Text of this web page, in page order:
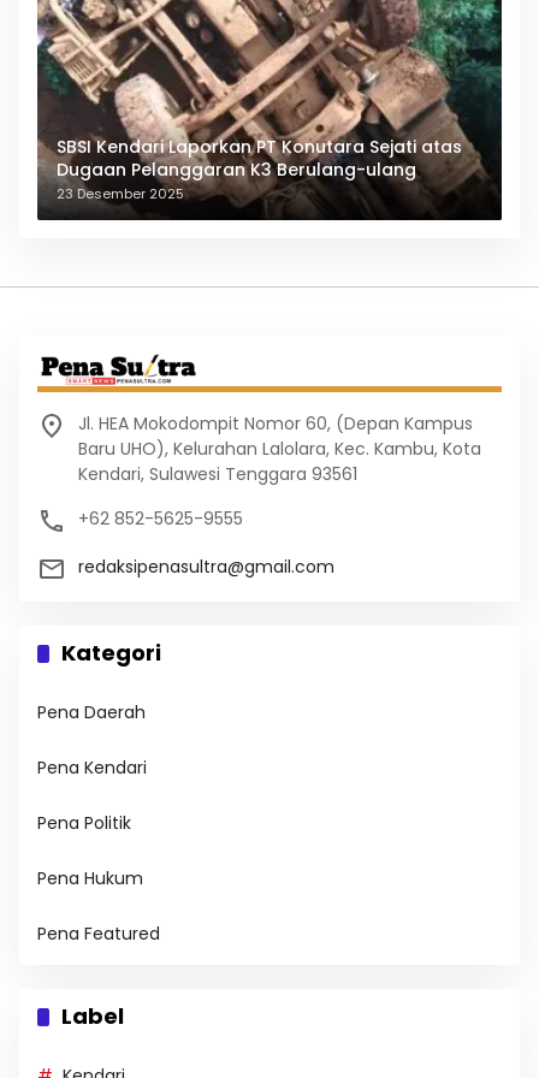
SBSI Kendari Laporkan PT Konutara Sejati atas
Dugaan Pelanggaran K3 Berulang-ulang
23 Desember 2025
Jl. HEA Mokodompit Nomor 60, (Depan Kampus
Baru UHO), Kelurahan Lalolara, Kec. Kambu, Kota
Kendari, Sulawesi Tenggara 93561
+62 852-5625-9555
redaksipenasultra@gmail.com
Kategori
Pena Daerah
Pena Kendari
Pena Politik
Pena Hukum
Pena Featured
Label